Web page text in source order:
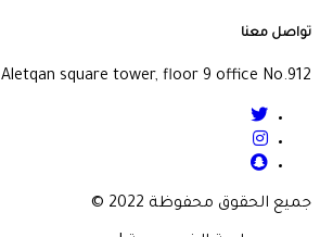
تواصل معنا
Aletqan square tower, floor 9 office No.912
جميع الحقوق محفوظة 2022 ©